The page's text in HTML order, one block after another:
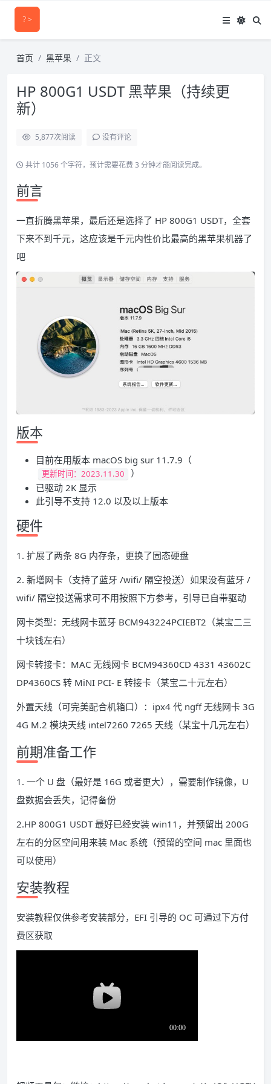
首页 黑苹果 正文
HP 800G1 USDT 黑苹果（持续更
新）
5,877次阅读 没有评论
共计 1056 个字符，预计需要花费 3 分钟才能阅读完成。
前言
一直折腾黑苹果，最后还是选择了 HP 800G1 USDT，全套
下来不到千元，这应该是千元内性价比最高的黑苹果机器了
吧
版本
目前在用版本 macOS big sur 11.7.9（
更新时间：2023.11.30
）
已驱动 2K 显示
此引导不支持 12.0 以及以上版本
硬件
1. 扩展了两条 8G 内存条，更换了固态硬盘
2. 新增网卡（支持了蓝牙 /wifi/ 隔空投送）如果没有蓝牙 /
wifi/ 隔空投送需求可不用按照下方参考，引导已自带驱动
网卡类型：无线网卡蓝牙 BCM943224PCIEBT2（某宝二三
十块钱左右）
网卡转接卡：MAC 无线网卡 BCM94360CD 4331 43602C
DP4360CS 转 MiNI PCI- E 转接卡（某宝二十元左右）
外置天线（可完美配合机箱口）：ipx4 代 ngff 无线网卡 3G
4G M.2 模块天线 intel7260 7265 天线（某宝十几元左右）
前期准备工作
1. 一个 U 盘（最好是 16G 或者更大），需要制作镜像，U
盘数据会丢失，记得备份
2.HP 800G1 USDT 最好已经安装 win11，并预留出 200G
左右的分区空间用来装 Mac 系统（预留的空间 mac 里面也
可以使用）
安装教程
安装教程仅供参考安装部分，EFI 引导的 OC 可通过下方付
费区获取